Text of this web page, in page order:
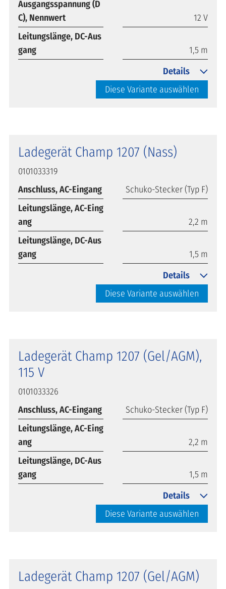
Ausgangsspannung (D
C), Nennwert
12 V
Leitungslänge, DC-Aus
gang
1,5 m
Diese Variante auswählen
Details
Ladegerät Champ 1207 (Nass)
0101033319
Anschluss, AC-Eingang
Schuko-Stecker (Typ F)
Leitungslänge, AC-Eing
ang
2,2 m
Leitungslänge, DC-Aus
gang
1,5 m
Diese Variante auswählen
Details
Ladegerät Champ 1207 (Gel/AGM),
115 V
0101033326
Anschluss, AC-Eingang
Schuko-Stecker (Typ F)
Leitungslänge, AC-Eing
ang
2,2 m
Leitungslänge, DC-Aus
gang
1,5 m
Diese Variante auswählen
Details
Ladegerät Champ 1207 (Gel/AGM)